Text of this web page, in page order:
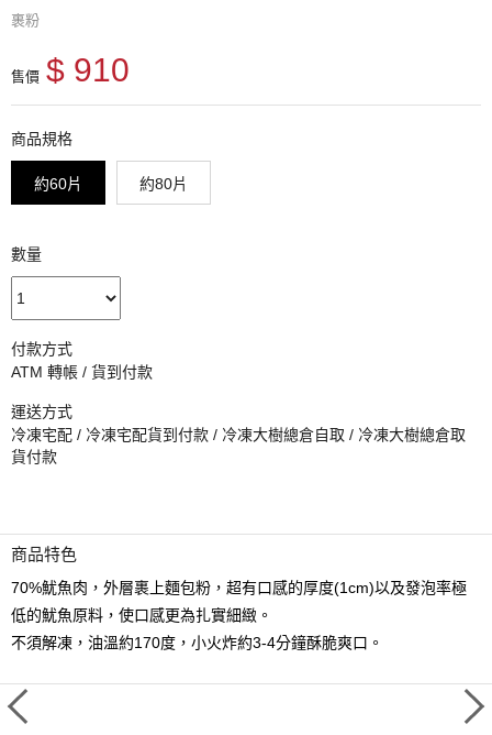
裹粉
售價 $ 910
商品規格
約60片 約80片
數量
付款方式
ATM 轉帳 / 貨到付款
運送方式
冷凍宅配 / 冷凍宅配貨到付款 / 冷凍大樹總倉自取 / 冷凍大樹總倉取
貨付款
商品特色
70%魷魚肉，外層裹上麵包粉，超有口感的厚度(1cm)以及發泡率極
低的魷魚原料，使口感更為扎實細緻。
不須解凍，油溫約170度，小火炸約3-4分鐘酥脆爽口。